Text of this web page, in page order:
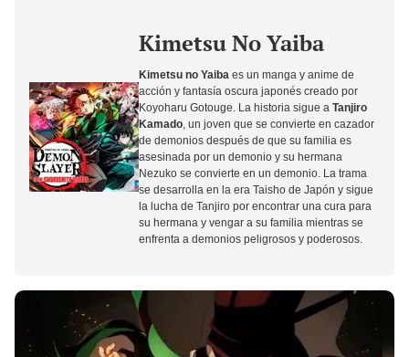
Kimetsu No Yaiba
Kimetsu no Yaiba es un manga y anime de
acción y fantasía oscura japonés creado por
Koyoharu Gotouge. La historia sigue a Tanjiro
Kamado, un joven que se convierte en cazador
de demonios después de que su familia es
asesinada por un demonio y su hermana
Nezuko se convierte en un demonio. La trama
se desarrolla en la era Taisho de Japón y sigue
la lucha de Tanjiro por encontrar una cura para
su hermana y vengar a su familia mientras se
enfrenta a demonios peligrosos y poderosos.